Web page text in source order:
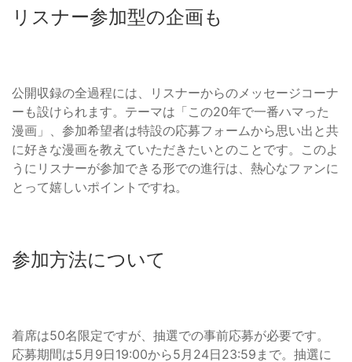
リスナー参加型の企画も
公開収録の全過程には、リスナーからのメッセージコーナ
ーも設けられます。テーマは「この20年で一番ハマった
漫画」、参加希望者は特設の応募フォームから思い出と共
に好きな漫画を教えていただきたいとのことです。このよ
うにリスナーが参加できる形での進行は、熱心なファンに
とって嬉しいポイントですね。
参加方法について
着席は50名限定ですが、抽選での事前応募が必要です。
応募期間は5月9日19:00から5月24日23:59まで。抽選に